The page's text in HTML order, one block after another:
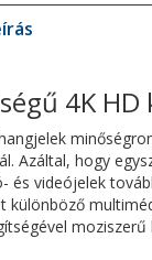
4K HD
Azáltal, hogy
és videójelek
különböző